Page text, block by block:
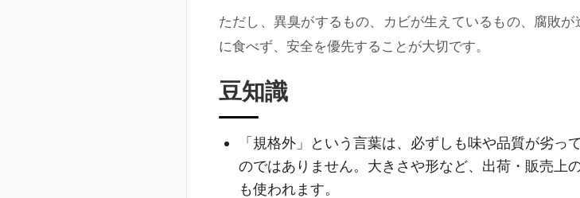
ただし、異臭がするもの、カビが生えているもの、腐敗
に食べず、安全を優先することが大切です。
豆知識
「規格外」という言葉は、必ずしも味や品質が劣っ
のではありません。大きさや形など、出荷・販売上
も使われます。